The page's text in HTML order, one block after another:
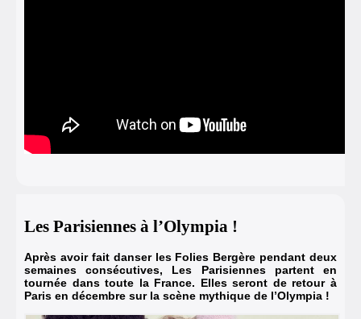
Les Parisiennes à l’Olympia !
Après avoir fait danser les Folies Bergère pendant deux
semaines consécutives, Les Parisiennes partent en
tournée dans toute la France. Elles seront de retour à
Paris en décembre sur la scène mythique de l’Olympia !